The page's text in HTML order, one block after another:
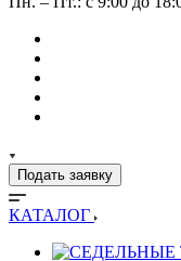
Подать заявку
КАТАЛОГ